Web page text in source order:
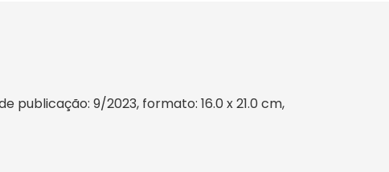
publicação: 9/2023, formato: 16.0 x 21.0 cm,